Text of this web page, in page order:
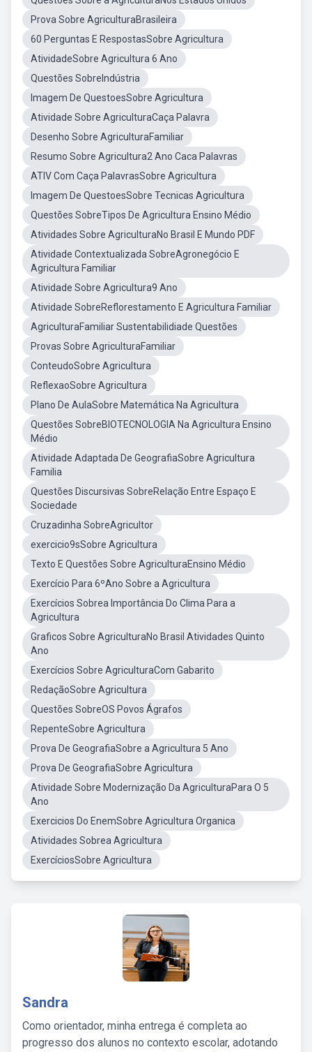
Prova Sobre AgriculturaBrasileira
60 Perguntas E RespostasSobre Agricultura
AtividadeSobre Agricultura 6 Ano
Questões SobreIndústria
Imagem De QuestoesSobre Agricultura
Atividade Sobre AgriculturaCaça Palavra
Desenho Sobre AgriculturaFamiliar
Resumo Sobre Agricultura2 Ano Caca Palavras
ATIV Com Caça PalavrasSobre Agricultura
Imagem De QuestoesSobre Tecnicas Agricultura
Questões SobreTipos De Agricultura Ensino Médio
Atividades Sobre AgriculturaNo Brasil E Mundo PDF
Atividade Contextualizada SobreAgronegócio E
Agricultura Familiar
Atividade Sobre Agricultura9 Ano
Atividade SobreReflorestamento E Agricultura Familiar
AgriculturaFamiliar Sustentabilidiade Questões
Provas Sobre AgriculturaFamiliar
ConteudoSobre Agricultura
ReflexaoSobre Agricultura
Plano De AulaSobre Matemática Na Agricultura
Questões SobreBIOTECNOLOGIA Na Agricultura Ensino
Médio
Atividade Adaptada De GeografiaSobre Agricultura
Familia
Questões Discursivas SobreRelação Entre Espaço E
Sociedade
Cruzadinha SobreAgricultor
exercicio9sSobre Agricultura
Texto E Questões Sobre AgriculturaEnsino Médio
Exercício Para 6ºAno Sobre a Agricultura
Exercícios Sobrea Importância Do Clima Para a
Agricultura
Graficos Sobre AgriculturaNo Brasil Atividades Quinto
Ano
Exercícios Sobre AgriculturaCom Gabarito
RedaçãoSobre Agricultura
Questões SobreOS Povos Ágrafos
RepenteSobre Agricultura
Prova De GeografiaSobre a Agricultura 5 Ano
Prova De GeografiaSobre Agricultura
Atividade Sobre Modernização Da AgriculturaPara O 5
Ano
Exercicios Do EnemSobre Agricultura Organica
Atividades Sobrea Agricultura
ExercíciosSobre Agricultura
Sandra
Como orientador, minha entrega é completa ao
progresso dos alunos no contexto escolar, adotando